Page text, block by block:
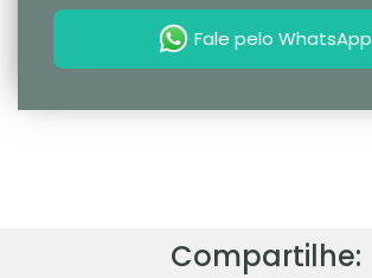
Fale pelo WhatsApp
Compartilhe: